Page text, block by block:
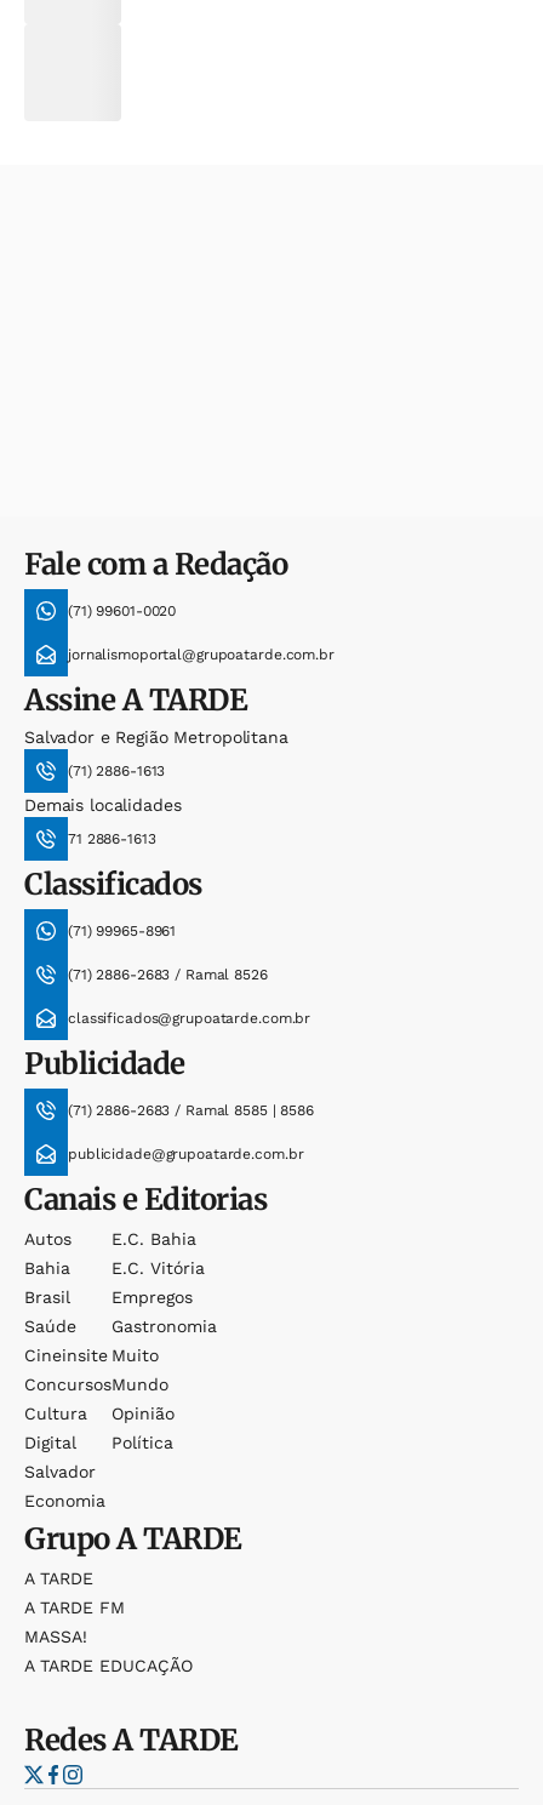
Fale com a Redação
(71) 99601-0020
jornalismoportal@grupoatarde.com.br
AssineA TARDE
Salvador e Região Metropolitana
(71) 2886-1613
Demais localidades
71 2886-1613
Classificados
(71) 99965-8961
(71) 2886-2683 / Ramal 8526
classificados@grupoatarde.com.br
Publicidade
(71) 2886-2683 / Ramal 8585 | 8586
publicidade@grupoatarde.com.br
Canais e Editorias
Autos
Bahia
Brasil
Saúde
Cineinsite
Concursos
Cultura
Digital
Salvador
Economia
E.c. Bahia
E.c. Vitória
Empregos
Gastronomia
Muito
Mundo
Opinião
Política
GrupoA TARDE
A TARDE
A TARDE FM
MASSA!
A TARDE EDUCAÇÃO
RedesA TARDE